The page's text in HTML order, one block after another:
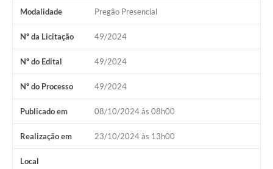
Modalidade Pregão Presencial
Nº da Licitação 49/2024
Nº do Edital 49/2024
Nº do Processo 49/2024
Publicado em 08/10/2024 às 08h00
Realização em 23/10/2024 às 13h00
Local